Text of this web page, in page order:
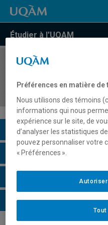
Étudier à l'UQAM
COURS//
Levant
Description du cours
Horaire - Été 2026
Horaire - Automne 2026
Horaire - Hiver 2027
Préférences en matière de
Nous utilisons des témoins
informations qui nous
expérience sur le site, de
d’analyser les statistiques
pouvez personnaliser votre
« Préférences ».